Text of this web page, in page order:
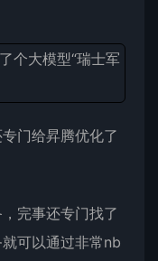
门给昇腾优化了
完事还专门找了
可以通过非常nb